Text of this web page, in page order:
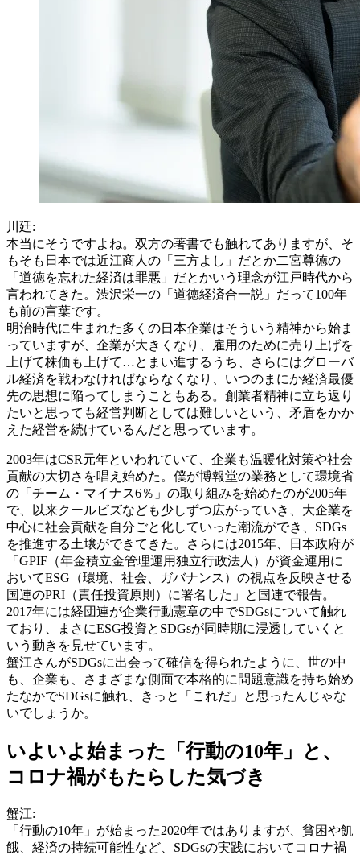
川廷:
本当にそうですよね。双方の著書でも触れてありますが、そ
もそも日本では近江商人の「三方よし」だとか二宮尊徳の
「道徳を忘れた経済は罪悪」だとかいう理念が江戸時代から
言われてきた。渋沢栄一の「道徳経済合一説」だって100年
も前の言葉です。
明治時代に生まれた多くの日本企業はそういう精神から始ま
っていますが、企業が大きくなり、雇用のために売り上げを
上げて株価も上げて…とまい進するうち、さらにはグローバ
ル経済を戦わなければならなくなり、いつのまにか経済最優
先の思想に陥ってしまうこともある。創業者精神に立ち返り
たいと思っても経営判断としては難しいという、矛盾をかか
えた経営を続けているんだと思っています。
2003年はCSR元年といわれていて、企業も温暖化対策や社会
貢献の大切さを唱え始めた。僕が博報堂の業務として環境省
の「チーム・マイナス6％」の取り組みを始めたのが2005年
で、以来クールビズなども少しずつ広がっていき、大企業を
中心に社会貢献を自分ごと化していった潮流ができ、SDGs
を推進する土壌ができてきた。さらには2015年、日本政府が
「GPIF（年金積立金管理運用独立行政法人）が資金運用に
おいてESG（環境、社会、ガバナンス）の視点を反映させる
国連のPRI（責任投資原則）に署名した」と国連で報告。
2017年には経団連が企業行動憲章の中でSDGsについて触れ
ており、まさにESG投資とSDGsが同時期に浸透していくと
いう動きを見せています。
蟹江さんがSDGsに出会って確信を得られたように、世の中
も、企業も、さまざまな側面で本格的に問題意識を持ち始め
たなかでSDGsに触れ、きっと「これだ」と思ったんじゃな
いでしょうか。
いよいよ始まった「行動の10年」と、
コロナ禍がもたらした気づき
蟹江:
「行動の10年」が始まった2020年ではありますが、貧困や飢
餓、経済の持続可能性など、SDGsの実践においてコロナ禍